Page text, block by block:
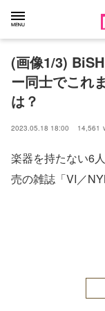
(画像1/3)
ー同士でこれ
は？
2023.05.18 18:00 14,561
楽器を持たない6
売の雑誌「VI／